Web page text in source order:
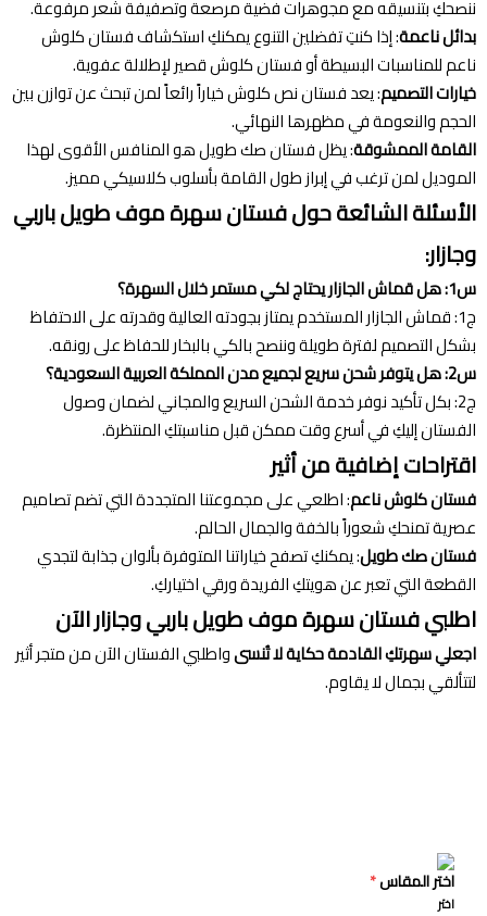
ننصحكِ بتنسيقه مع مجوهرات فضية مرصعة وتصفيفة شعر مرفوعة.
بدائل ناعمة: إذا كنتِ تفضلين التنوع يمكنكِ استكشاف فستان كلوش
ناعم للمناسبات البسيطة أو فستان كلوش قصير لإطلالة عفوية.
خيارات التصميم: يعد فستان نص كلوش خياراً رائعاً لمن تبحث عن توازن بين
الحجم والنعومة في مظهرها النهائي.
القامة الممشوقة: يظل فستان صك طويل هو المنافس الأقوى لهذا
الموديل لمن ترغب في إبراز طول القامة بأسلوب كلاسيكي مميز.
الأسئلة الشائعة حول فستان سهرة موف طويل باربي
وجازار:
س1: هل قماش الجازار يحتاج لكي مستمر خلال السهرة؟
ج1: قماش الجازار المستخدم يمتاز بجودته العالية وقدرته على الاحتفاظ
بشكل التصميم لفترة طويلة وننصح بالكي بالبخار للحفاظ على رونقه.
س2: هل يتوفر شحن سريع لجميع مدن المملكة العربية السعودية؟
ج2: بكل تأكيد نوفر خدمة الشحن السريع والمجاني لضمان وصول
الفستان إليكِ في أسرع وقت ممكن قبل مناسبتكِ المنتظرة.
اقتراحات إضافية من أثير
فستان كلوش ناعم: اطلعي على مجموعتنا المتجددة التي تضم تصاميم
عصرية تمنحكِ شعوراً بالخفة والجمال الحالم.
فستان صك طويل: يمكنكِ تصفح خياراتنا المتوفرة بألوان جذابة لتجدي
القطعة التي تعبر عن هويتكِ الفريدة ورقي اختياركِ.
اطلبي فستان سهرة موف طويل باربي وجازار الآن
اجعلي سهرتكِ القادمة حكاية لا تُنسىواطلبي الفستان الآن من متجر أثير
لتتألقي بجمال لا يقاوم.
اختر المقاس*
اختر